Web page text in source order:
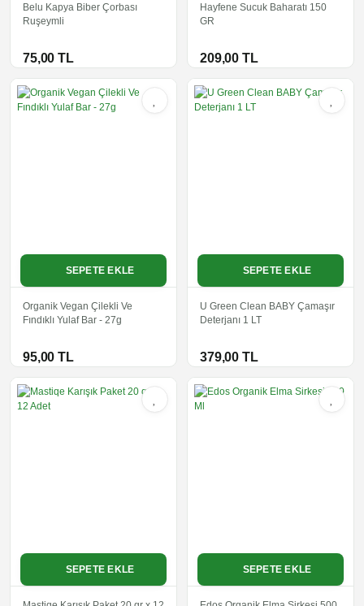
Belu Kapya Biber Çorbası
Ruşeymli
75,00 TL
Hayfene Sucuk Baharatı 150
GR
209,00 TL
SEPETE EKLE
Organik Vegan Çilekli Ve
Fındıklı Yulaf Bar - 27g
95,00 TL
SEPETE EKLE
U Green Clean BABY Çamaşır
Deterjanı 1 LT
379,00 TL
SEPETE EKLE SEPETE EKLE